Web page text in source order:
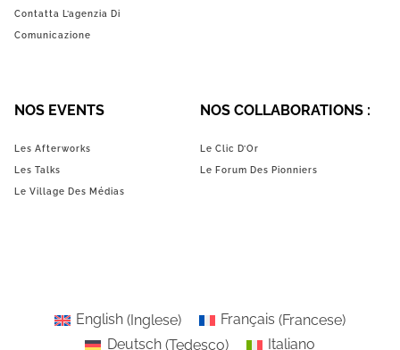
Contatta L’agenzia Di
Comunicazione
NOS EVENTS
Les Afterworks
Les Talks
Le Village Des Médias
NOS COLLABORATIONS :
Le Clic D’Or
Le Forum Des Pionniers
English (Inglese) Français (Francese)
Deutsch(Tedesco) Italiano